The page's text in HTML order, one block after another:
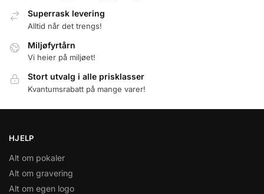
Superrask levering
Alltid når det trengs!
Miljøfyrtårn
Vi heier på miljøet!
Stort utvalg i alle prisklasser
Kvantumsrabatt på mange varer!
HJELP
Alt om pokaler
Alt om gravering
Alt om egen logo